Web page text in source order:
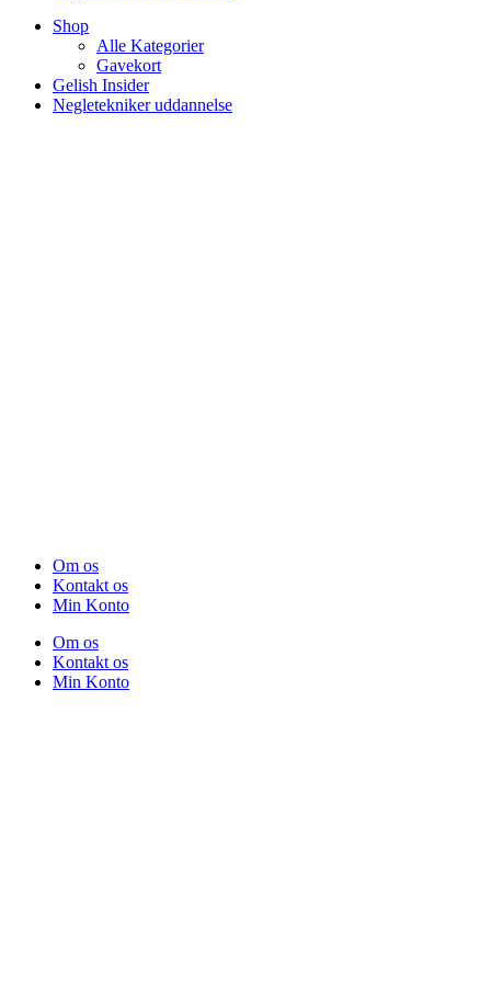
Shop
Alle Kategorier
Gavekort
Gelish Insider
Negletekniker uddannelse
Om os
Kontakt os
Min Konto
Om os
Kontakt os
Min Konto